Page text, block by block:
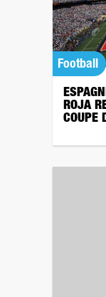
Football
ROJA
COUPE